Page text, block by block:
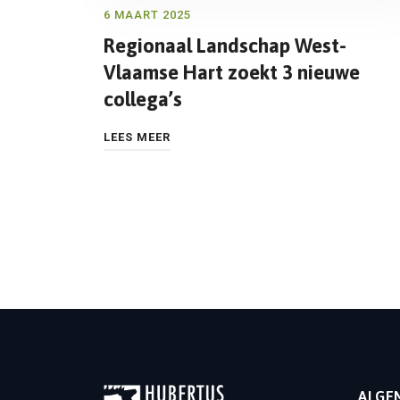
6 MAART 2025
Regionaal Landschap West-
Vlaamse Hart zoekt 3 nieuwe
collega’s
LEES MEER